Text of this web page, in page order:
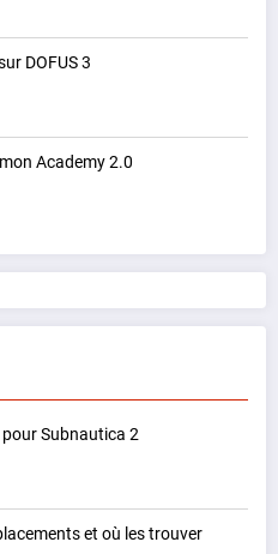
DOFUS 3
Academy 2.0
Subnautica 2
et où les trouver